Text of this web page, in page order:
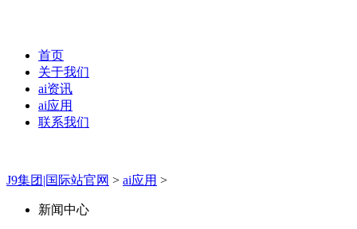
首页
关于我们
ai资讯
ai应用
联系我们
J9集团|国际站官网 > ai应用 >
新闻中心